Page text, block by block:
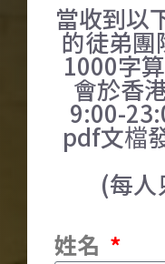
當收到以
的徒弟團
1000字
會於香
9:00-
pdf文檔
(每人
姓名